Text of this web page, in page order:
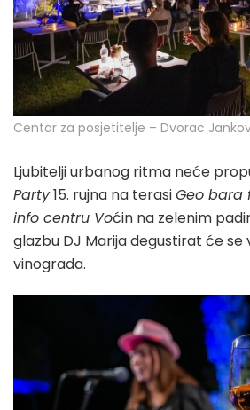
Centar za posjetitelje – Dvorac
Ljubitelji urbanog ritma neće
Party15. rujna na terasiGeo bara
info centru Voćin na zelenim
glazbu DJ Marija degustirat će se
vinograda.